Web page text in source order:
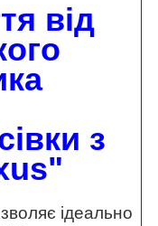
від
з
ідеально